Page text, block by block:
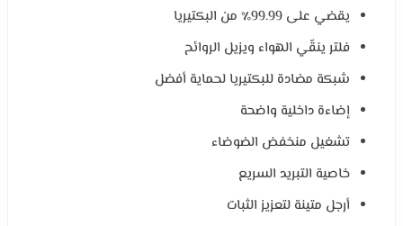
يقضي على 99.99٪ من البكتيريا
فلتر ينقّي الهواء ويزيل الروائح
شبكة مضادة للبكتيريا لحماية أفضل
إضاءة داخلية واضحة
تشغيل منخفض الضوضاء
خاصية التبريد السريع
أرجل متينة لتعزيز الثبات